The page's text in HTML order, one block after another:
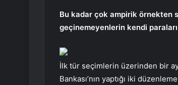
Bu kadar çok ampirik örnekten
geçinemeyenlerin kendi
İlk tür seçimlerin üzerinden bir
Bankası’nın yaptığı iki